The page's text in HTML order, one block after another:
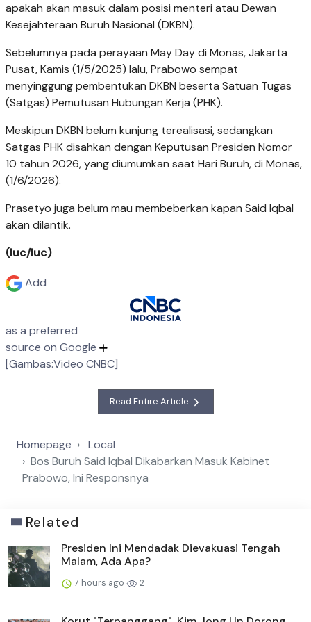
apakah akan masuk dalam posisi menteri atau Dewan
Kesejahteraan Buruh Nasional (DKBN).
Sebelumnya pada perayaan May Day di Monas, Jakarta
Pusat, Kamis (1/5/2025) lalu, Prabowo sempat
menyinggung pembentukan DKBN beserta Satuan Tugas
(Satgas) Pemutusan Hubungan Kerja (PHK).
Meskipun DKBN belum kunjung terealisasi, sedangkan
Satgas PHK disahkan dengan Keputusan Presiden Nomor
10 tahun 2026, yang diumumkan saat Hari Buruh, di Monas,
(1/6/2026).
Prasetyo juga belum mau membeberkan kapan Said Iqbal
akan dilantik.
(luc/luc)
Add
as a preferred
source on Google
[Gambas:Video CNBC]
Read Entire Article
Homepage
Local
Bos Buruh Said Iqbal Dikabarkan Masuk Kabinet
Prabowo, Ini Responsnya
Related
Presiden Ini Mendadak Dievakuasi Tengah
Malam, Ada Apa?
7 hours ago 2